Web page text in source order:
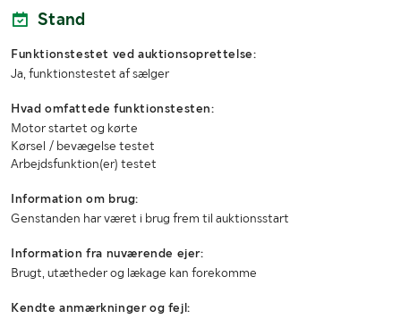
Stand
Funktionstestet ved auktionsoprettelse:
Ja, funktionstestet af sælger
Hvad omfattede funktionstesten:
Motor startet og kørte
Kørsel / bevægelse testet
Arbejdsfunktion(er) testet
Information om brug:
Genstanden har været i brug frem til auktionsstart
Information fra nuværende ejer:
Brugt, utætheder og lækage kan forekomme
Kendte anmærkninger og fejl: